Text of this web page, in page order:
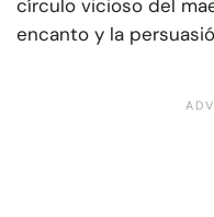
círculo vicioso del
encanto y la